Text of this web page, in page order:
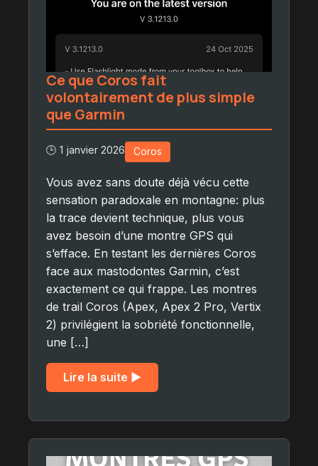
Ce que Coros fait
volontairement de plus simple
que Garmin
🕒 1 janvier 2026 Coros
Vous avez sans doute déjà vécu cette
sensation paradoxale en montagne: plus
la trace devient technique, plus vous
avez besoin d’une montre GPS qui
s’efface. En testant les dernières Coros
face aux mastodontes Garmin, c’est
exactement ce qui frappe. Les montres
de trail Coros (Apex, Apex 2 Pro, Vertix
2) privilégient la sobriété fonctionnelle,
une […]
Lire la suite ▶︎